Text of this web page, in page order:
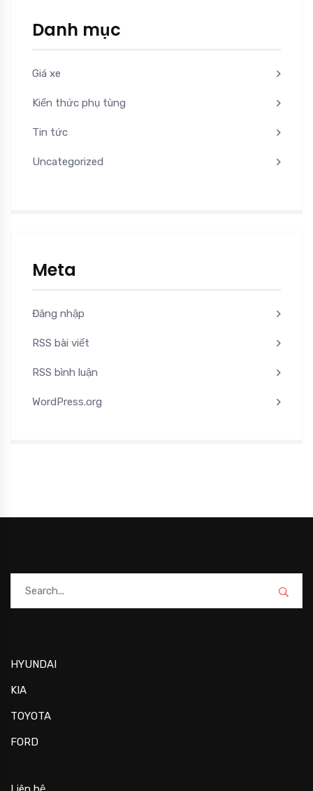
Danh mục
Giá xe
Kiến thức phụ tùng
Tin tức
Uncategorized
Meta
Đăng nhập
RSS bài viết
RSS bình luận
WordPress.org
HYUNDAI
KIA
TOYOTA
FORD